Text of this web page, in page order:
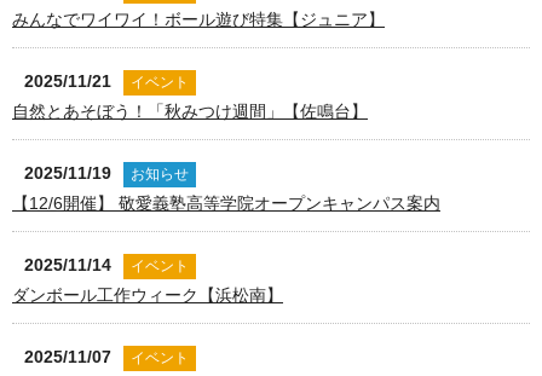
みんなでワイワイ！ボール遊び特集【ジュニア】
2025/11/21 イベント
自然とあそぼう！「秋みつけ週間」【佐鳴台】
2025/11/19 お知らせ
【12/6開催】 敬愛義塾高等学院オープンキャンパス案内
2025/11/14 イベント
ダンボール工作ウィーク【浜松南】
2025/11/07 イベント